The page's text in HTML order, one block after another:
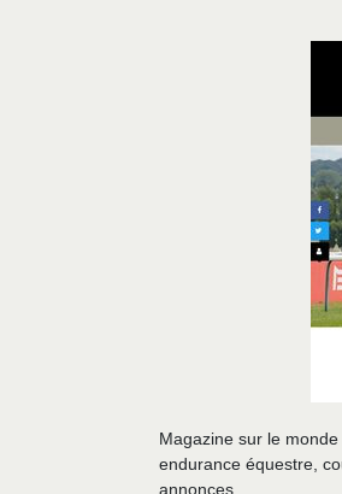
Magazine sur le
endurance équestre,
annonces.